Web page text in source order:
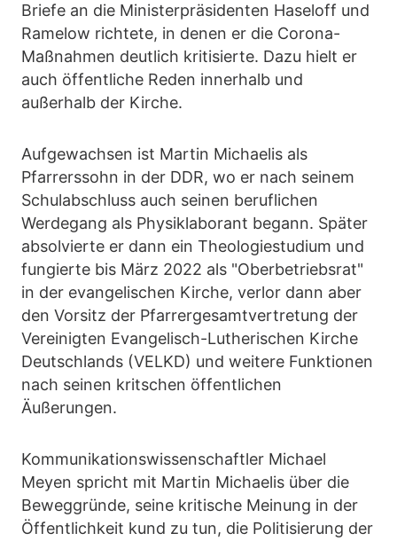
Briefe an die Ministerpräsidenten Haseloff und
Ramelow richtete, in denen er die Corona-
Maßnahmen deutlich kritisierte. Dazu hielt er
auch öffentliche Reden innerhalb und
außerhalb der Kirche.
Aufgewachsen ist Martin Michaelis als
Pfarrerssohn in der DDR, wo er nach seinem
Schulabschluss auch seinen beruflichen
Werdegang als Physiklaborant begann. Später
absolvierte er dann ein Theologiestudium und
fungierte bis März 2022 als "Oberbetriebsrat"
in der evangelischen Kirche, verlor dann aber
den Vorsitz der Pfarrergesamtvertretung der
Vereinigten Evangelisch-Lutherischen Kirche
Deutschlands (VELKD) und weitere Funktionen
nach seinen kritschen öffentlichen
Äußerungen.
Kommunikationswissenschaftler Michael
Meyen spricht mit Martin Michaelis über die
Beweggründe, seine kritische Meinung in der
Öffentlichkeit kund zu tun, die Politisierung der